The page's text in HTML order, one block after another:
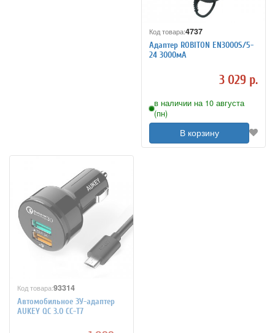
Код товара:4737
Адаптер ROBITON EN3000S/5-
24 3000мА
3 029 р.
в наличии на 10 августа
(пн)
В корзину
Код товара:93314
Автомобильное ЗУ-адаптер
AUKEY QC 3.0 CC-T7